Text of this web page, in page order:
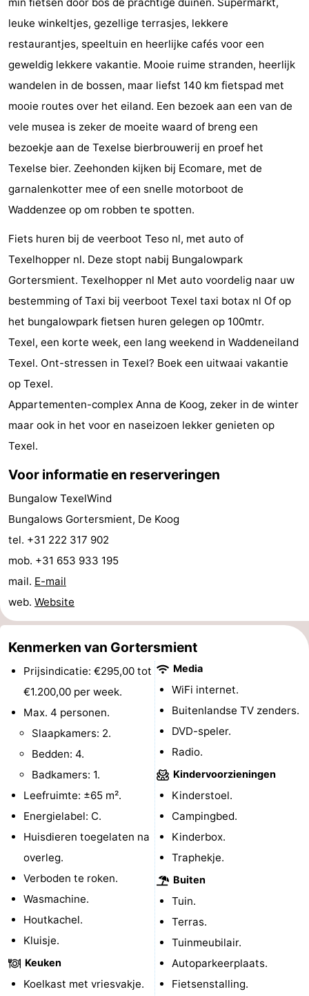
Texel
Vogelmient
minutes
Strand
&
doen
Bezienswaardigheden
Musea
-
Monumenten
Kerken
-
Molens
-
Uitkijkpunten
Attracties
-
Rondvaarten
-
Boerderijen
-
Speeltuinen
-
Minigolfbanen
Natuur
Sporten
-
Zwembaden
-
Fietsen
-
Wandelen
-
Paardrijden
-
Surfen
Wadlopen
Zeehonden
en
drinken
Evenementen
Praktisch
Forum
Route
-
Boot
Waddenhoppen
-
Parkeren
Reisboekenwinkel
leuke winkeltjes, gezellige terrasjes, lekkere
restaurantjes, speeltuin en heerlijke cafés voor een
geweldig lekkere vakantie. Mooie ruime stranden, heerlijk
wandelen in de bossen, maar liefst 140 km fietspad met
mooie routes over het eiland. Een bezoek aan een van de
vele musea is zeker de moeite waard of breng een
bezoekje aan de Texelse bierbrouwerij en proef het
Texelse bier. Zeehonden kijken bij Ecomare, met de
garnalenkotter mee of een snelle motorboot de
Waddenzee op om robben te spotten.
Fiets huren bij de veerboot Teso nl, met auto of
Texelhopper nl. Deze stopt nabij Bungalowpark
Gortersmient. Texelhopper nl Met auto voordelig naar uw
bestemming of Taxi bij veerboot Texel taxi botax nl Of op
het bungalowpark fietsen huren gelegen op 100mtr.
Texel, een korte week, een lang weekend in Waddeneiland
Texel. Ont-stressen in Texel? Boek een uitwaai vakantie
op Texel.
Appartementen-complex Anna de Koog, zeker in de winter
maar ook in het voor en naseizoen lekker genieten op
Texel.
Voor informatie en reserveringen
Bungalow TexelWind
Bungalows Gortersmient, De Koog
tel. +31 222 317 902
mob. +31 653 933 195
mail. E-mail
web. Website
Kenmerken van Gortersmient
Prijsindicatie: €295,00 tot
€1.200,00 per week.
Max. 4 personen.
Slaapkamers: 2.
Bedden: 4.
Badkamers: 1.
Leefruimte: ±65 m².
Energielabel: C.
Huisdieren toegelaten na
overleg.
Verboden te roken.
Wasmachine.
Houtkachel.
Kluisje.
Keuken
Koelkast met vriesvakje.
Media
WiFi internet.
Buitenlandse TV zenders.
DVD-speler.
Radio.
Kindervoorzieningen
Kinderstoel.
Campingbed.
Kinderbox.
Traphekje.
Buiten
Tuin.
Terras.
Tuinmeubilair.
Autoparkeerplaats.
Fietsenstalling.